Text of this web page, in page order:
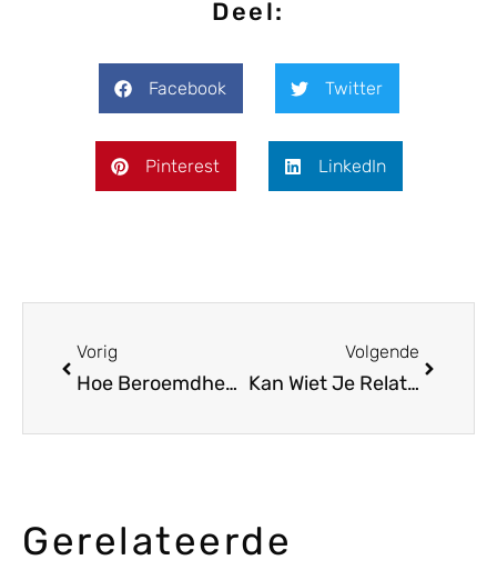
Deel:
Facebook Twitter
Pinterest LinkedIn
Vorig
Hoe Beroemdheden de Publieke Perceptie van Cannabis Beïnvloeden
Volgende
Kan Wiet Je Relatie Verbeteren?
Gerelateerde